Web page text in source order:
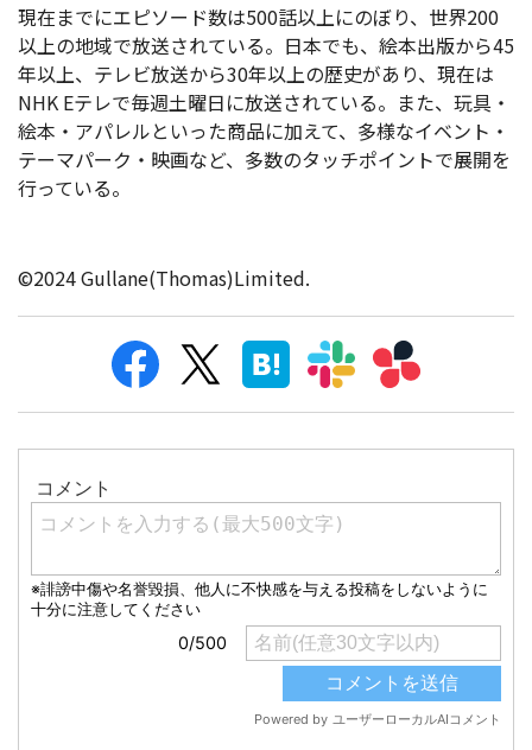
現在までにエピソード数は500話以上にのぼり、世界200
以上の地域で放送されている。日本でも、絵本出版から45
年以上、テレビ放送から30年以上の歴史があり、現在は
NHK Eテレで毎週土曜日に放送されている。また、玩具・
絵本・アパレルといった商品に加えて、多様なイベント・
テーマパーク・映画など、多数のタッチポイントで展開を
行っている。
©2024 Gullane(Thomas)Limited.